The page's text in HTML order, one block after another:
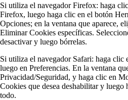
Si utiliza el navegador Firefox: haga
Firefox, luego haga clic en el botón
Opciones; en la ventana que aparece,
Eliminar Cookies específicas.
desactivar y luego bórrelas.
Si utiliza el navegador Safari: haga
luego en Preferencias. En la ventana
Privacidad/Seguridad, y haga clic en
Cookies que desea deshabilitar y
todo.